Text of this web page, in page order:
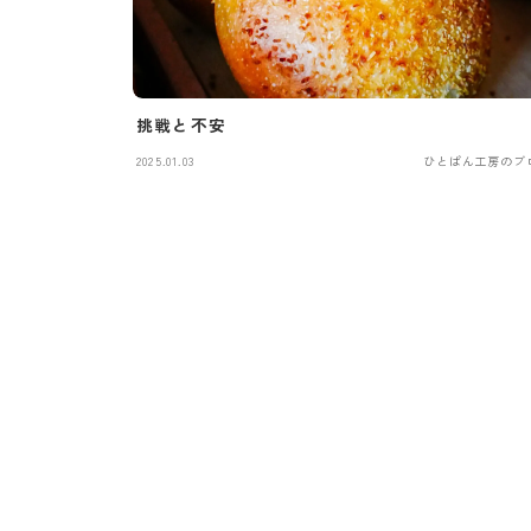
挑戦と不安
2025.01.03 ひとぱん工房のブ